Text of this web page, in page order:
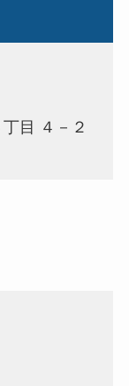
目 ４－２